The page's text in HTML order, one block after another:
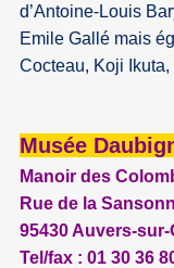
d’Antoine-Louis
Emile Gallé mais
Cocteau, Koji
Musée
Manoir des
Rue de la
95430 Auvers-sur-
Tel/fax : 01 30 36